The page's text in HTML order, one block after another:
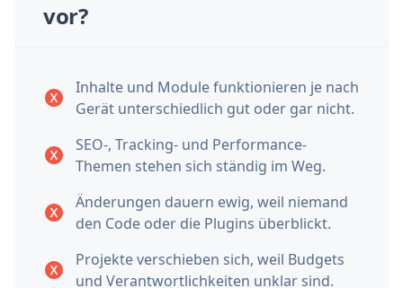
vor?
Inhalte und Module funktionieren je nach
Gerät unterschiedlich gut oder gar nicht.
SEO-, Tracking- und Performance-
Themen stehen sich ständig im Weg.
Änderungen dauern ewig, weil niemand
den Code oder die Plugins überblickt.
Projekte verschieben sich, weil Budgets
und Verantwortlichkeiten unklar sind.